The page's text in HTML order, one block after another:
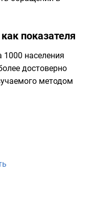
показателя
1000 населения
достоверно
методом